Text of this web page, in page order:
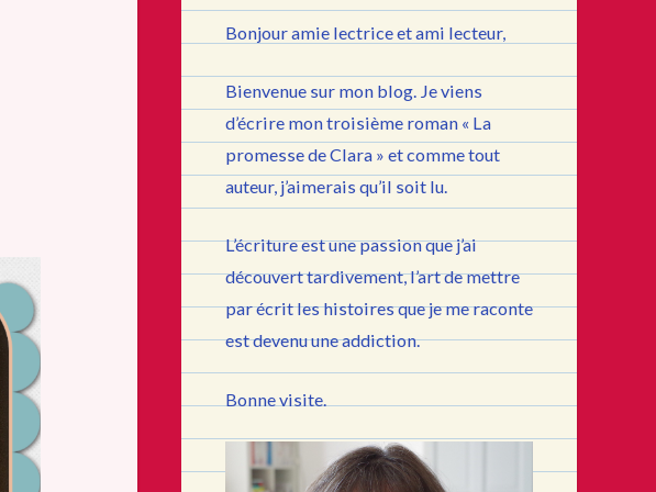
Bonjour amie lectrice et ami lecteur,
Bienvenue sur mon blog. Je viens
d’écrire mon troisième roman « La
promesse de Clara » et comme tout
auteur, j’aimerais qu’il soit lu.
L’écriture est une passion que j’ai
découvert tardivement, l’art de mettre
par écrit les histoires que je me raconte
est devenu une addiction.
Bonne visite.